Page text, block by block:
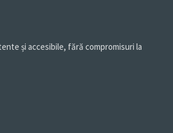
și accesibile, fără compromisuri la